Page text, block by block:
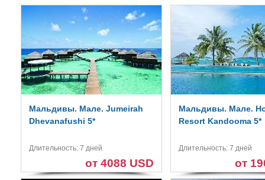
Мальдивы. Мале. Jumeirah
Dhevanafushi 5*
Длительность: 7 дней
от 4088 USD
Мальдивы. Мале.
Resort Kandooma 5*
Длительность: 7 дней
от